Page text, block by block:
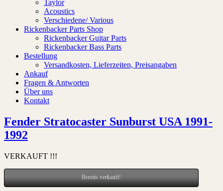
Taylor
Acoustics
Verschiedene/ Various
Rickenbacker Parts Shop
Rickenbacker Guitar Parts
Rickenbacker Bass Parts
Bestellung
Versandkosten, Lieferzeiten, Preisangaben
Ankauf
Fragen & Antworten
Über uns
Kontakt
Fender Stratocaster Sunburst USA 1991-
1992
VERKAUFT !!!
Bereits verkauft!